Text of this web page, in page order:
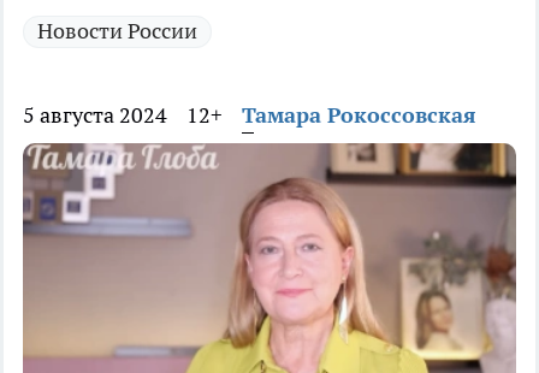
Новости России
5 августа 2024 12+ Тамара Рокоссовская